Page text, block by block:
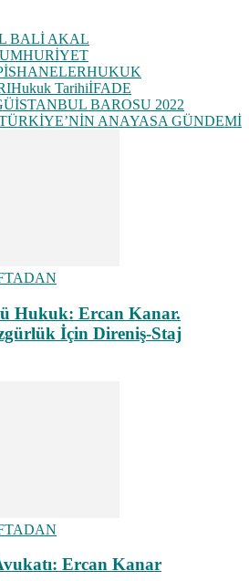
BALİ AKAL
HUKUK
Hukuk TarihiİFADE
İSTANBUL BAROSU 2022
ANAYASA GÜNDEMİ
Hukuk: Ercan Kanar.
İçin Direniş-Staj
Ercan Kanar